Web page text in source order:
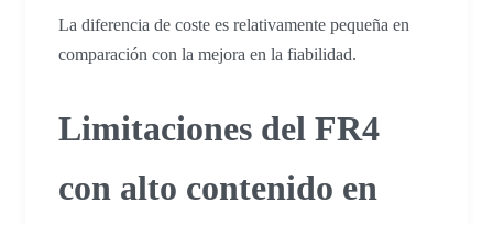
La diferencia de coste es relativamente pequeña en
comparación con la mejora en la fiabilidad.
Limitaciones del FR4
con alto contenido en